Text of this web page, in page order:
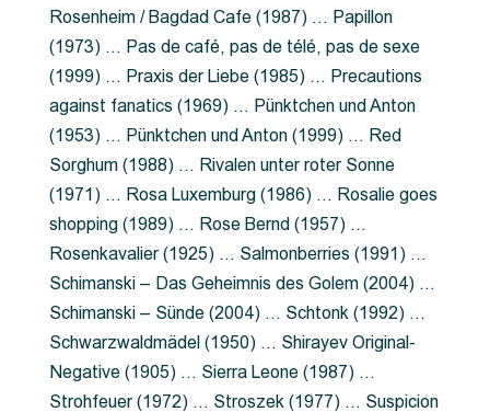
Rosenheim / Bagdad Cafe (1987) … Papillon
(1973) … Pas de café, pas de télé, pas de sexe
(1999) … Praxis der Liebe (1985) … Precautions
against fanatics (1969) … Pünktchen und Anton
(1953) … Pünktchen und Anton (1999) … Red
Sorghum (1988) … Rivalen unter roter Sonne
(1971) … Rosa Luxemburg (1986) … Rosalie goes
shopping (1989) … Rose Bernd (1957) …
Rosenkavalier (1925) … Salmonberries (1991) …
Schimanski – Das Geheimnis des Golem (2004) …
Schimanski – Sünde (2004) … Schtonk (1992) …
Schwarzwaldmädel (1950) … Shirayev Original-
Negative (1905) … Sierra Leone (1987) …
Strohfeuer (1972) … Stroszek (1977) … Suspicion